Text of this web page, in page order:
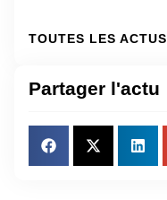
TOUTES LES ACTUS
Partager l'actu